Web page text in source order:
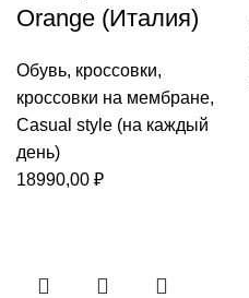
Orange (Италия)
Обувь, кроссовки,
кроссовки на мембране,
Casual style (на каждый
день)
18990,00 ₽